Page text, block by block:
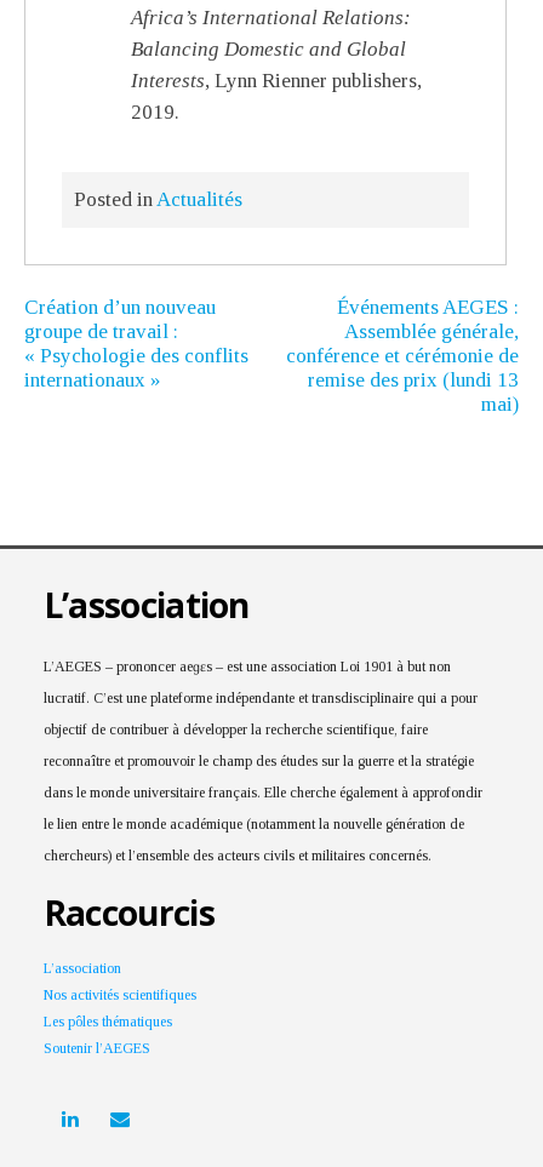
Africa’s International Relations:
Balancing Domestic and Global
Interests, Lynn Rienner publishers,
2019.
Posted inActualités
Création d’un nouveau
groupe de travail :
« Psychologie des conflits
internationaux »
Événements AEGES :
Assemblée générale,
conférence et cérémonie de
remise des prix (lundi 13
mai)
L’association
L’AEGES – prononcer aeɡɛs – est une association Loi 1901 à but non
lucratif. C’est une plateforme indépendante et transdisciplinaire qui a pour
objectif de contribuer à développer la recherche scientifique, faire
reconnaître et promouvoir le champ des études sur la guerre et la stratégie
dans le monde universitaire français. Elle cherche également à approfondir
le lien entre le monde académique (notamment la nouvelle génération de
chercheurs) et l’ensemble des acteurs civils et militaires concernés.
Raccourcis
L’association
Nos activités scientifiques
Les pôles thématiques
Soutenir l’AEGES